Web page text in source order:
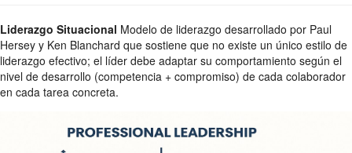
Liderazgo Situacional Modelo de liderazgo desarrollado por Paul
Hersey y Ken Blanchard que sostiene que no existe un único estilo de
liderazgo efectivo; el líder debe adaptar su comportamiento según el
nivel de desarrollo (competencia + compromiso) de cada colaborador
en cada tarea concreta.